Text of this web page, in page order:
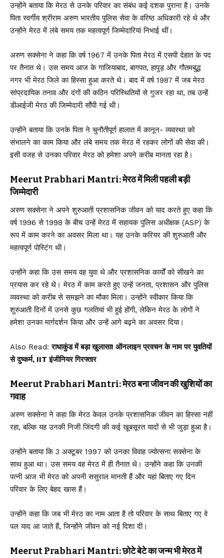
उन्होंने बताया कि मेरठ से उनके परिवार का संबंध कई दशक पुराना है। उनके
पिता स्वर्गीय श्रीराम अरुण भारतीय पुलिस सेवा के वरिष्ठ अधिकारी रहे थे और
उन्होंने मेरठ में लंबे समय तक महत्वपूर्ण जिम्मेदारियां निभाई थीं।
अरुण सक्सेना ने कहा कि वर्ष 1967 में उनके पिता मेरठ में एसपी देहात के पद
पर तैनात थे। उस समय आज के गाजियाबाद, बागपत, हापुड़ और गौतमबुद्ध
नगर भी मेरठ जिले का हिस्सा हुआ करते थे। बाद में वर्ष 1987 में जब मेरठ
सांप्रदायिक तनाव और दंगों की कठिन परिस्थितियों से गुजर रहा था, तब उन्हें
डीआईजी मेरठ की जिम्मेदारी सौंपी गई थी।
उन्होंने बताया कि उनके पिता ने चुनौतीपूर्ण हालात में कानून- व्यवस्था को
संभालने का काम किया और लंबे समय तक मेरठ में रहकर लोगों की सेवा की।
इसी वजह से उनका परिवार मेरठ को हमेशा अपने करीब मानता रहा है।
Meerut Prabhari Mantri: मेरठ में मिली पहली बड़ी
जिम्मेदारी
अरुण सक्सेना ने अपने शुरुआती प्रशासनिक जीवन को याद करते हुए कहा कि
वर्ष 1996 से 1998 के बीच उन्हें मेरठ में सहायक पुलिस अधीक्षक (ASP) के
रूप में काम करने का अवसर मिला था। यह उनके करियर की शुरुआती और
महत्वपूर्ण पोस्टिंग थी।
उन्होंने कहा कि उस समय वह युवा थे और प्रशासनिक कार्यों को सीखने का
प्रयास कर रहे थे। मेरठ में काम करते हुए उन्हें जनता, प्रशासन और पुलिस
व्यवस्था को करीब से समझने का मौका मिला। उन्होंने स्वीकार किया कि
शुरुआती दिनों में उनसे कुछ गलतियां भी हुई होंगी, लेकिन मेरठ के लोगों ने
हमेशा उनका मार्गदर्शन किया और उन्हें आगे बढ़ने का अवसर दिया।
Also Read:राधाकुंड में बड़ा खुलासा! ऑनलाइन प्रवचन के नाम पर युवतियों
से दुष्कर्म, IIT इंजीनियर गिरफ्तार
Meerut Prabhari Mantri: मेरठ बना जीवन की खुशियों का
गवाह
अरुण सक्सेना ने कहा कि मेरठ केवल उनके प्रशासनिक जीवन का हिस्सा नहीं
रहा, बल्कि यह उनकी निजी जिंदगी की कई खूबसूरत यादों से भी जुड़ा हुआ है।
उन्होंने बताया कि 3 अक्टूबर 1997 को उनका विवाह ज्योत्सना सक्सेना के
साथ हुआ था। उस समय वह मेरठ में ही तैनात थे। उन्होंने कहा कि उनकी
पत्नी आज भी मेरठ को अपनी ससुराल मानती हैं और यहां बिताए गए दिन
परिवार के लिए बेहद खास हैं।
उन्होंने कहा कि जब भी मेरठ का नाम आता है तो परिवार के साथ बिताए गए वे
पल याद आ जाते हैं, जिन्होंने जीवन को नई दिशा दी।
Meerut Prabhari Mantri: छोटे बेटे का जन्म भी मेरठ में